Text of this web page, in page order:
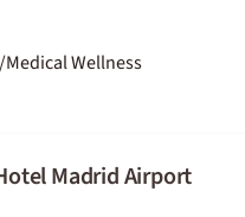
Wellness
Madrid Airport